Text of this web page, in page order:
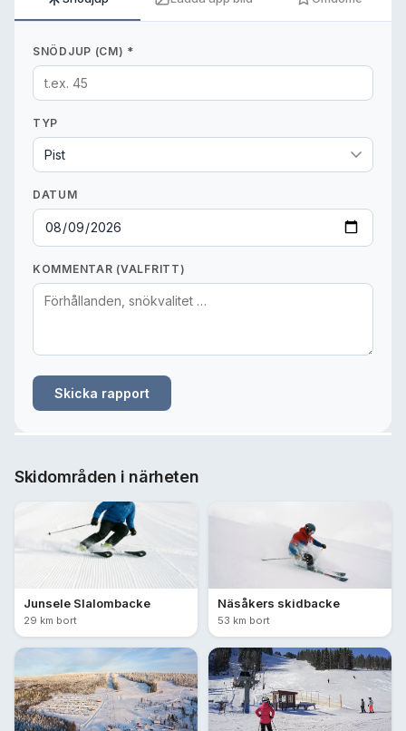
SNÖDJUP (CM) *
TYP
DATUM
KOMMENTAR (VALFRITT)
Skicka rapport
Skidområden i närheten
Junsele Slalombacke
29 km bort
Näsåkers skidbacke
53 km bort